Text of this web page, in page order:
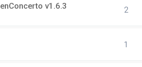
v1.6.3 2
1